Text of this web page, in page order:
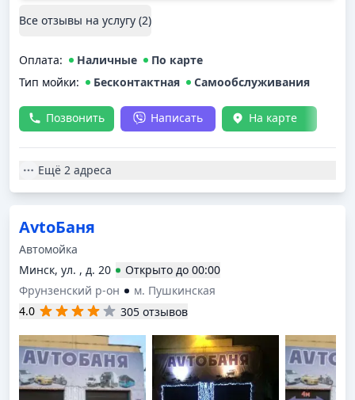
Все отзывы на услугу (2)
Оплата: Наличные
По карте
Тип мойки: Бесконтактная Самообслуживания
Позвонить Написать На карте
Ещё 2 адреса
AvtoБаня
Автомойка
Минск, ул. , д. 20
Открыто до 00:00
Фрунзенский р-он
м. Пушкинская
4.0
305 отзывов